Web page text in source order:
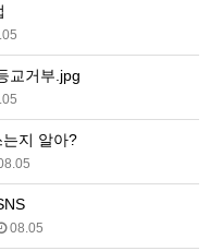
교거부.jpg
지 알아?
08.05